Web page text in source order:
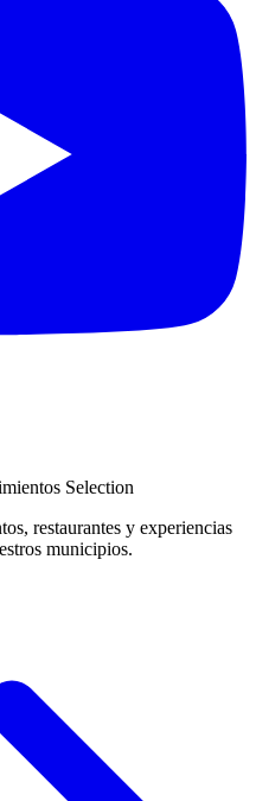
Selection
restaurantes y experiencias
municipios.